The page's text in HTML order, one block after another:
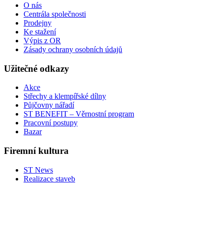
O nás
Centrála společnosti
Prodejny
Ke stažení
Výpis z OR
Zásady ochrany osobních údajů
Užitečné odkazy
Akce
Střechy a klempířské dílny
Půjčovny nářadí
ST BENEFIT – Věrnostní program
Pracovní postupy
Bazar
Firemní kultura
ST News
Realizace staveb